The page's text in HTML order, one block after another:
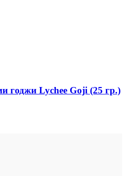
годжи Lychee Goji (25 гр.)